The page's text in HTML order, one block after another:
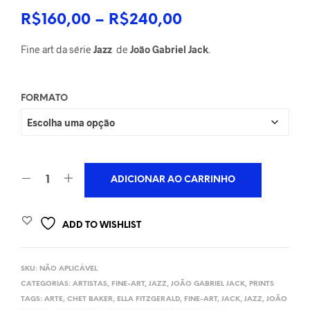
R$160,00 – R$240,00Faixa
de
Fine art da série Jazz de João Gabriel Jack
FORMATO
ADICIONAR AO CARRINHO
ADD TO WISHLIST
SKU: NÃO APLICÁVEL
CATEGORIAS: ARTISTAS, FINE-ART, JAZZ, JOÃO GABRIEL JACK, PRINTS
TAGS: ARTE, CHET BAKER, ELLA FITZGERALD, FINE-ART, JACK, JAZZ, JOÃO